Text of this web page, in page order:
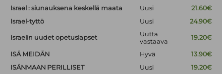
Israel : siunauksena keskellä maata Uusi
21.60€
Israel-tyttö
Uusi 24.90€
Israelin uudet opetuslapset
Uutta
vastaava
19.20€
ISÄ MEIDÄN Hyvä
13.90€
ISÄNMAAN PERILLISET
Uusi
19.20€